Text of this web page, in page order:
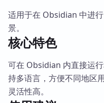
适用于在 Obsidian 中进
景。
核心特色
可在 Obsidian 内直接运
持多语言，方便不同地区
灵活性高。